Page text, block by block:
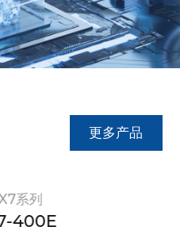
更多产品
系列
400E